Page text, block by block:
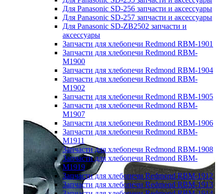
Для Panasonic SD-256 запчасти и аксессуары
Для Panasonic SD-257 запчасти и аксессуары
Для Panasonic SD-ZB2502 запчасти и
аксессуары
Запчасти для хлебопечи Redmond RBM-1901
Запчасти для хлебопечи Redmond RBM-
M1900
Запчасти для хлебопечи Redmond RBM-1904
Запчасти для хлебопечи Redmond RBM-
M1902
Запчасти для хлебопечи Redmond RBM-1905
Запчасти для хлебопечи Redmond RBM-
M1907
Запчасти для хлебопечи Redmond RBM-1906
Запчасти для хлебопечи Redmond RBM-
M1911
Запчасти для хлебопечи Redmond RBM-1908
Запчасти для хлебопечи Redmond RBM-
M1919
Запчасти для хлебопечи Redmond RBM-1912
Запчасти для хлебопечи Redmond RBM-1913